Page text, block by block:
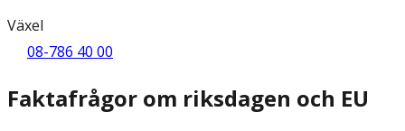
Växel
08-786 40 00
Faktafrågor om riksdagen och EU